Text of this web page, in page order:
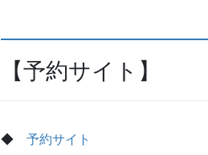
【予約サイト】
◆ 予約サイト